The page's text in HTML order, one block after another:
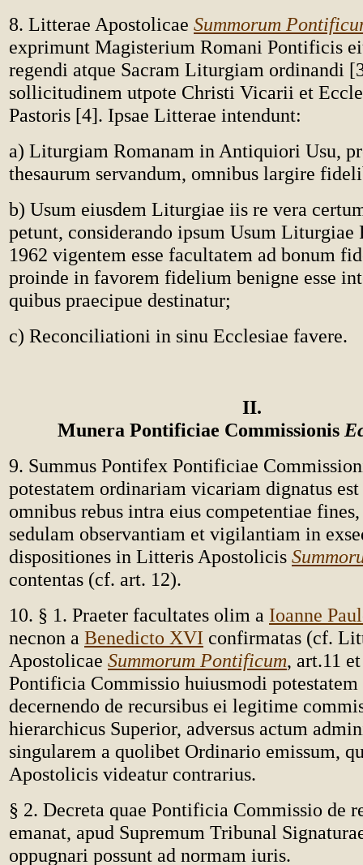
8. Litterae Apostolicae Summorum
exprimunt Magisterium Romani Pontificis
regendi atque Sacram Liturgiam ordinandi
sollicitudinem utpote Christi Vicarii et
Pastoris [4]. Ipsae Litterae intendunt:
a) Liturgiam Romanam in Antiquiori Usu,
thesaurum servandum, omnibus largire
b) Usum eiusdem Liturgiae iis re vera
petunt, considerando ipsum Usum Liturgiae
1962 vigentem esse facultatem ad bonum
proinde in favorem fidelium benigne esse
quibus praecipue destinatur;
c) Reconciliationi in sinu Ecclesiae favere.
II.
Munera Pontificiae Commissionis
9. Summus Pontifex Pontificiae
potestatem ordinariam vicariam dignatus
omnibus rebus intra eius competentiae
sedulam observantiam et vigilantiam in
dispositiones in Litteris Apostolicis
contentas (cf. art. 12).
10. § 1. Praeter facultates olim a Ioanne
necnon a Benedicto XVI confirmatas (cf.
Apostolicae Summorum Pontificum, art.11
Pontificia Commissio huiusmodi
decernendo de recursibus ei legitime
hierarchicus Superior, adversus actum
singularem a quolibet Ordinario emissum,
Apostolicis videatur contrarius.
§ 2. Decreta quae Pontificia Commissio de
emanat, apud Supremum Tribunal
oppugnari possunt ad normam iuris.